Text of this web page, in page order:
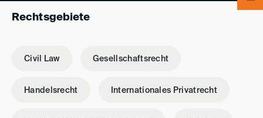
Rechtsgebiete
Civil Law Gesellschaftsrecht
Handelsrecht Internationales Privatrecht